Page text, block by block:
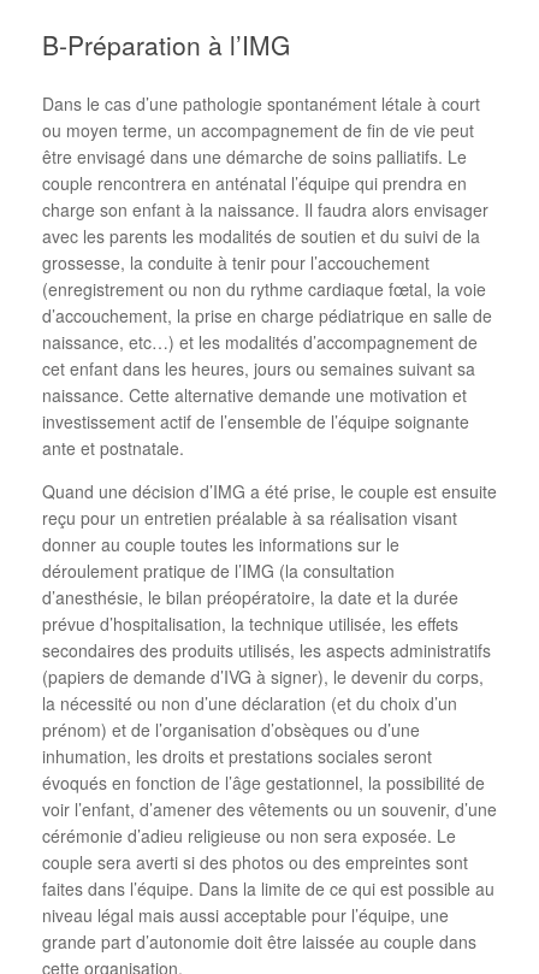
B-Préparation à l’IMG
Dans le cas d’une pathologie spontanément létale à court
ou moyen terme, un accompagnement de fin de vie peut
être envisagé dans une démarche de soins palliatifs. Le
couple rencontrera en anténatal l’équipe qui prendra en
charge son enfant à la naissance. Il faudra alors envisager
avec les parents les modalités de soutien et du suivi de la
grossesse, la conduite à tenir pour l’accouchement
(enregistrement ou non du rythme cardiaque fœtal, la voie
d’accouchement, la prise en charge pédiatrique en salle de
naissance, etc…) et les modalités d’accompagnement de
cet enfant dans les heures, jours ou semaines suivant sa
naissance. Cette alternative demande une motivation et
investissement actif de l’ensemble de l’équipe soignante
ante et postnatale.
Quand une décision d’IMG a été prise, le couple est ensuite
reçu pour un entretien préalable à sa réalisation visant
donner au couple toutes les informations sur le
déroulement pratique de l’IMG (la consultation
d’anesthésie, le bilan préopératoire, la date et la durée
prévue d’hospitalisation, la technique utilisée, les effets
secondaires des produits utilisés, les aspects administratifs
(papiers de demande d’IVG à signer), le devenir du corps,
la nécessité ou non d’une déclaration (et du choix d’un
prénom) et de l’organisation d’obsèques ou d’une
inhumation, les droits et prestations sociales seront
évoqués en fonction de l’âge gestationnel, la possibilité de
voir l’enfant, d’amener des vêtements ou un souvenir, d’une
cérémonie d’adieu religieuse ou non sera exposée. Le
couple sera averti si des photos ou des empreintes sont
faites dans l’équipe. Dans la limite de ce qui est possible au
niveau légal mais aussi acceptable pour l’équipe, une
grande part d’autonomie doit être laissée au couple dans
cette organisation.